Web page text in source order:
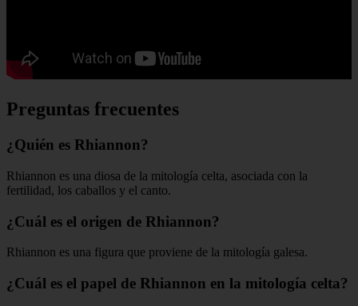
Preguntas frecuentes
¿Quién es Rhiannon?
Rhiannon es una diosa de la mitología celta, asociada con la
fertilidad, los caballos y el canto.
¿Cuál es el origen de Rhiannon?
Rhiannon es una figura que proviene de la mitología galesa.
¿Cuál es el papel de Rhiannon en la mitología celta?